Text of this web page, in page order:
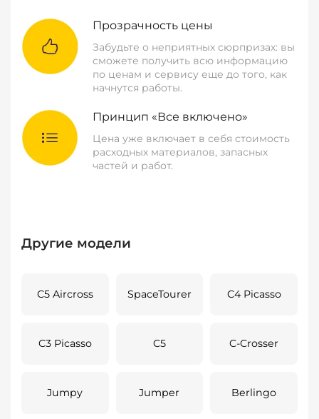
Прозрачность цены
Забудьте о неприятных сюрпризах: вы
сможете получить всю информацию
по ценам и сервису еще до того, как
начнутся работы.
Принцип «Все включено»
Цена уже включает в себя стоимость
расходных материалов, запасных
частей и работ.
Другие модели
C5 Aircross SpaceTourer C4 Picasso
C3 Picasso C5 C-Crosser
Jumpy Jumper Berlingo